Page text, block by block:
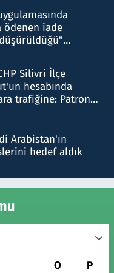
ödenen iade
Silivri İlçe
hesabında
trafiğine: Patron
Arabistan'ın
hedef aldık
O P